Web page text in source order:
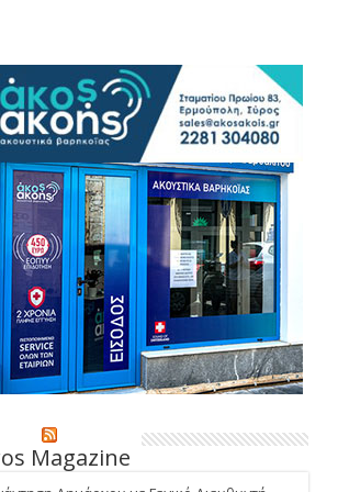
Magazine